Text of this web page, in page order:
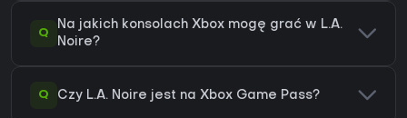
Q
Na jakich konsolach Xbox mogę grać w L.A.
Noire?
Q Czy L.A. Noire jest na Xbox Game Pass?